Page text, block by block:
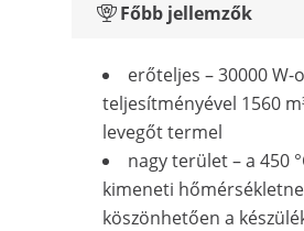
Főbb jellemzők
erőteljes – 30000 W-
teljesítményével 1560
levegőt termel
nagy terület – a 450
kimeneti
köszönhetően a